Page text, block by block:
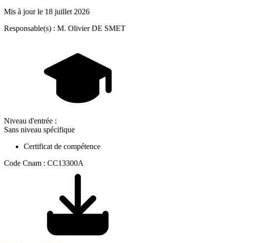
Mis à jour le 18 juillet 2026
Responsable(s) : M. Olivier DE SMET
Niveau d'entrée :
Sans niveau spécifique
Certificat de compétence
Code Cnam : CC13300A